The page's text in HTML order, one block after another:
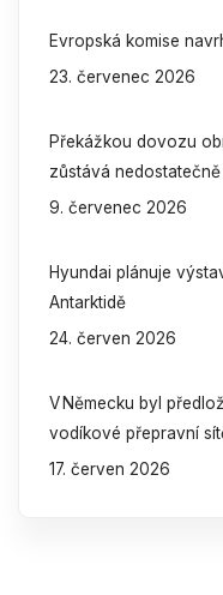
Evropská komise
23. červenec 2026
Překážkou dovozu
zůstává
9. červenec 2026
Hyundai plánuje
Antarktidě
24. červen 2026
V Německu byl
vodíkové přepravní
17. červen 2026